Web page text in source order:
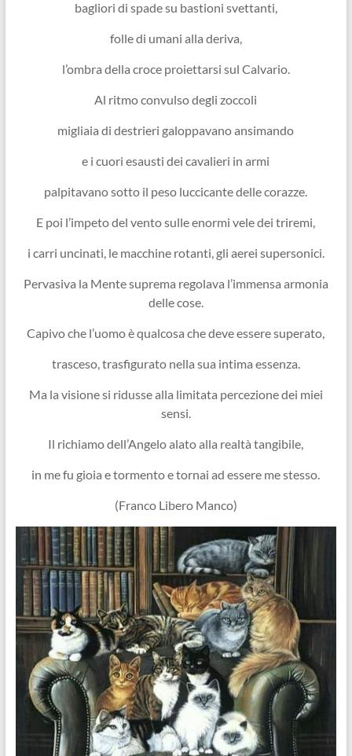
bagliori di spade su bastioni svettanti,
folle di umani alla deriva,
l’ombra della croce proiettarsi sul Calvario.
Al ritmo convulso degli zoccoli
migliaia di destrieri galoppavano ansimando
e i cuori esausti dei cavalieri in armi
palpitavano sotto il peso luccicante delle corazze.
E poi l’impeto del vento sulle enormi vele dei triremi,
i carri uncinati, le macchine rotanti, gli aerei supersonici.
Pervasiva la Mente suprema regolava l’immensa armonia
delle cose.
Capivo che l’uomo è qualcosa che deve essere superato,
trasceso, trasfigurato nella sua intima essenza.
Ma la visione si ridusse alla limitata percezione dei miei
sensi.
Il richiamo dell’Angelo alato alla realtà tangibile,
in me fu gioia e tormento e tornai ad essere me stesso.
(Franco Libero Manco)